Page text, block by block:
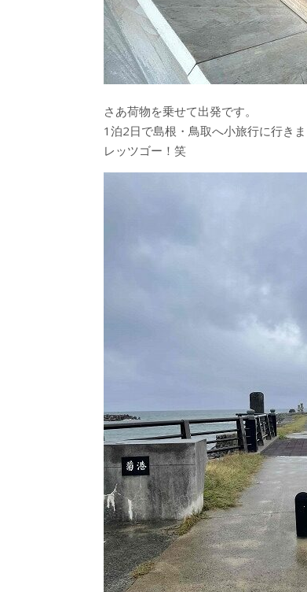
さあ荷物を乗せて出発です。
1泊2日で島根・鳥取へ小旅行に行きま
レッツゴー！笑